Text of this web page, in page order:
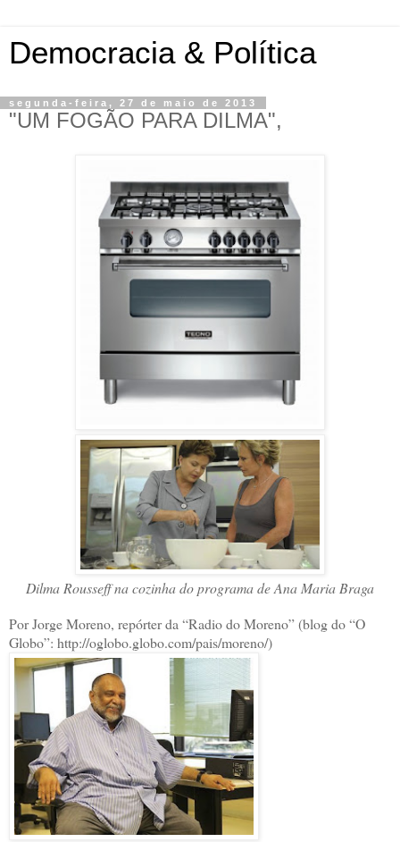
Democracia & Política
segunda-feira, 27 de maio de 2013
"UM FOGÃO PARA DILMA",
Dilma Rousseff na cozinha do programa de Ana Maria Braga
Por Jorge Moreno, repórter da “Radio do Moreno” (blog do “O
Globo”: http://oglobo.globo.com/pais/moreno/)